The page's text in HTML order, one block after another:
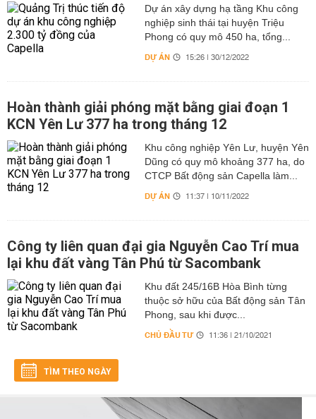
Dự án xây dựng hạ tầng Khu công
nghiệp sinh thái tại huyện Triệu
Phong có quy mô 450 ha, tổng...
DỰ ÁN 15:26 | 30/12/2022
Hoàn thành giải phóng mặt bằng giai đoạn 1
KCN Yên Lư 377 ha trong tháng 12
Khu công nghiệp Yên Lư, huyện Yên
Dũng có quy mô khoảng 377 ha, do
CTCP Bất động sản Capella làm...
DỰ ÁN 11:37 | 10/11/2022
Công ty liên quan đại gia Nguyễn Cao Trí mua
lại khu đất vàng Tân Phú từ Sacombank
Khu đất 245/16B Hòa Bình từng
thuộc sở hữu của Bất động sản Tân
Phong, sau khi được...
CHỦ ĐẦU TƯ 11:36 | 21/10/2021
TÌM THEO NGÀY